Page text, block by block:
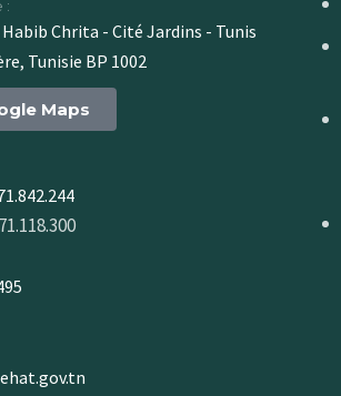
:
Habib Chrita - Cité Jardins - Tunis
Tunisie BP 1002
Maps